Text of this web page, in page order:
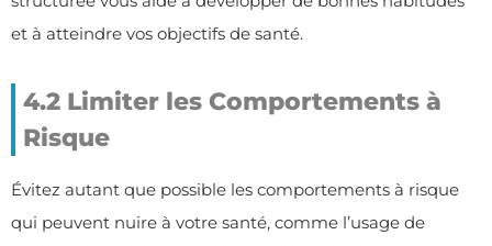
et à atteindre vos objectifs de santé.
4.2 Limiter les Comportements à
Risque
Évitez autant que possible les comportements à risque
qui peuvent nuire à votre santé, comme l’usage de